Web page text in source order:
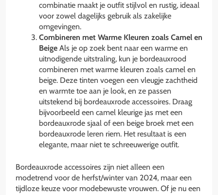
combinatie maakt je outfit stijlvol en rustig, ideaal
voor zowel dagelijks gebruik als zakelijke
omgevingen.
Combineren met Warme Kleuren zoals Camel en
Beige Als je op zoek bent naar een warme en
uitnodigende uitstraling, kun je bordeauxrood
combineren met warme kleuren zoals camel en
beige. Deze tinten voegen een vleugje zachtheid
en warmte toe aan je look, en ze passen
uitstekend bij bordeauxrode accessoires. Draag
bijvoorbeeld een camel kleurige jas met een
bordeauxrode sjaal of een beige broek met een
bordeauxrode leren riem. Het resultaat is een
elegante, maar niet te schreeuwerige outfit.
Bordeauxrode accessoires zijn niet alleen een
modetrend voor de herfst/winter van 2024, maar een
tijdloze keuze voor modebewuste vrouwen. Of je nu een